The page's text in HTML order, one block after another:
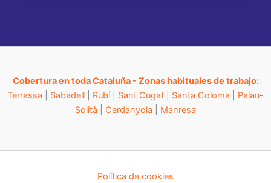
Cobertura en toda Cataluña - Zonas habituales de trabajo:
Terrassa
Sabadell Rubí| Sant Cugat Santa Coloma
Palau-
Solità
Cerdanyola Manresa
Política de cookies